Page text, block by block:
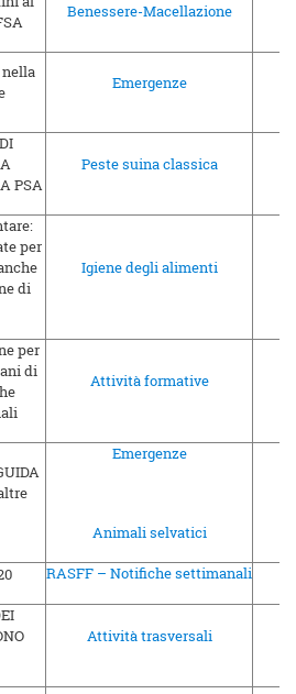
Benessere-Macellazione
Emergenze
Peste suina classica
Igiene degli alimenti
Attività formative
Emergenze
Animali selvatici
RASFF – Notifiche settimanali
Attività trasversali